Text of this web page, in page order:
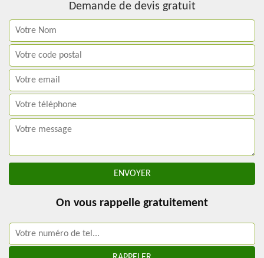
Demande de devis gratuit
On vous rappelle gratuitement